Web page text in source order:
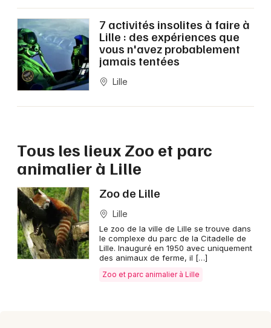
Sorties famille
Expos
Sorties & loisirs
Zoo et parc animalier dans le Nord
Zoo et parc animalier dans les Hauts-de-France
Newsletter des sorties
Artistes en tournée
Toutes les villes 7 activités insolites à faire à
Lille : des expériences que
vous n'avez probablement
jamais tentées
Lille
Tous les lieux Zoo et parc
animalier à Lille
Zoo de Lille
Lille
Le zoo de la ville de Lille se trouve dans
le complexe du parc de la Citadelle de
Lille. Inauguré en 1950 avec uniquement
des animaux de ferme, il […]
Zoo et parc animalier à Lille